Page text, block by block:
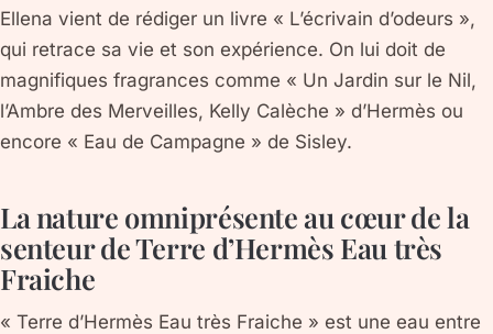
Ellena vient de rédiger un livre « L’écrivain d’odeurs »,
qui retrace sa vie et son expérience. On lui doit de
magnifiques fragrances comme « Un Jardin sur le Nil,
l’Ambre des Merveilles, Kelly Calèche » d’Hermès ou
encore « Eau de Campagne » de Sisley.
La nature omniprésente au cœur de la
senteur de Terre d’Hermès Eau très
Fraiche
« Terre d’Hermès Eau très Fraiche » est une eau entre